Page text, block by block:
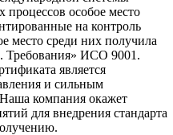
процессов особое место
на контроль
место среди них получила
Требования» ИСО 9001.
является
и сильным
компания окажет
для внедрения стандарта